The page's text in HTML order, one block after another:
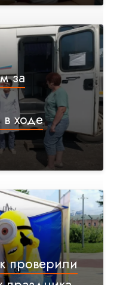
за
ходе
проверили